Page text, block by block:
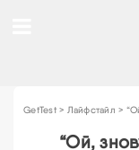
GetTest> Лайфстайл >
“Ой,